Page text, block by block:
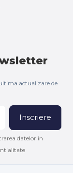
actualizare de
Inscriere
datelor in